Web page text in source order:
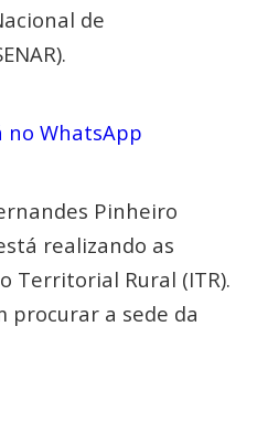
de
no WhatsApp
Pinheiro
realizando as
Territorial Rural (ITR).
procurar a sede da